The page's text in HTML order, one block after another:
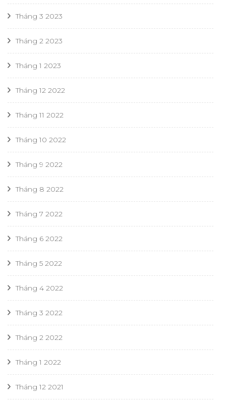
Tháng 3 2023
Tháng 2 2023
Tháng 1 2023
Tháng 12 2022
Tháng 11 2022
Tháng 10 2022
Tháng 9 2022
Tháng 8 2022
Tháng 7 2022
Tháng 6 2022
Tháng 5 2022
Tháng 4 2022
Tháng 3 2022
Tháng 2 2022
Tháng 1 2022
Tháng 12 2021